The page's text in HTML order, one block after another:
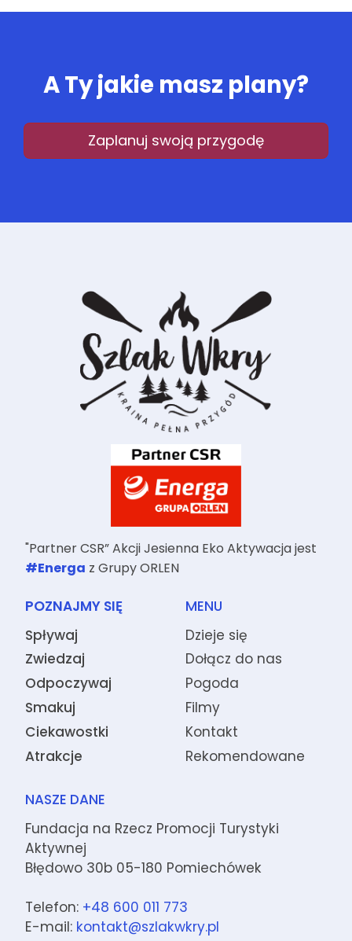
A Ty jakie masz plany?
Zaplanuj swoją przygodę
"Partner CSR” Akcji Jesienna Eko Aktywacja jest
#Energa z Grupy ORLEN
POZNAJMY SIĘ
Spływaj
Zwiedzaj
Odpoczywaj
Smakuj
Ciekawostki
Atrakcje
MENU
Dzieje się
Dołącz do nas
Pogoda
Filmy
Kontakt
Rekomendowane
NASZE DANE
Fundacja na Rzecz Promocji Turystyki
Aktywnej
Błędowo 30b 05-180 Pomiechówek
Telefon: +48 600 011 773
E-mail: kontakt@szlakwkry.pl